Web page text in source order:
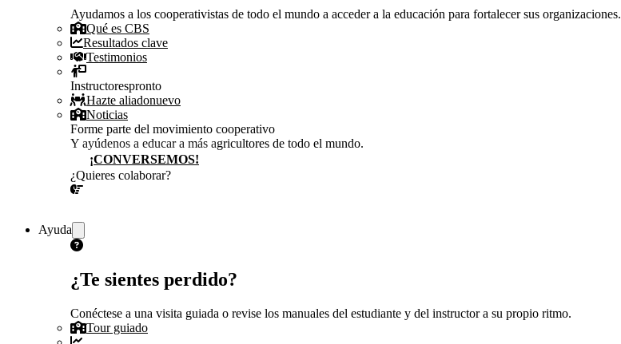
Ayudamos a los cooperativistas de todo el mundo a acceder a la educación para fortalecer sus organizaciones.
Qué es CBS
Resultados clave
Testimonios
Instructorespronto
Hazte aliadonuevo
Noticias
Forme parte del movimiento cooperativo
Y ayúdenos a educar a más agricultores de todo el mundo.
¡CONVERSEMOS!
¿Quieres colaborar?
Ayuda
¿Te sientes perdido?
Conéctese a una visita guiada o revise los manuales del estudiante y del instructor a su propio ritmo.
Tour guiado